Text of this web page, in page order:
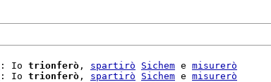
: Io trionferò , spartirò Sichem e misurerò
: Io trionferò , spartirò Sichem e misurerò